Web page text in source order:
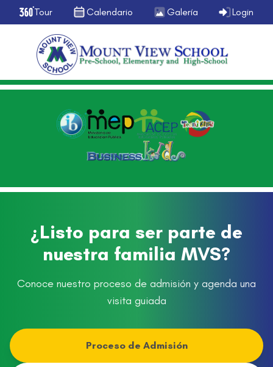
Tour Calendario Galería Login
¿Listo para ser parte de
nuestra familia MVS?
Conoce nuestro proceso de admisión y agenda una
visita guiada
Proceso de Admisión